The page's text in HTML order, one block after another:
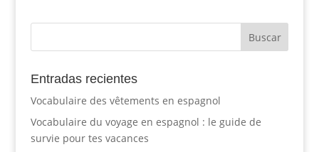
Entradas recientes
Vocabulaire des vêtements en espagnol
Vocabulaire du voyage en espagnol : le guide de
survie pour tes vacances